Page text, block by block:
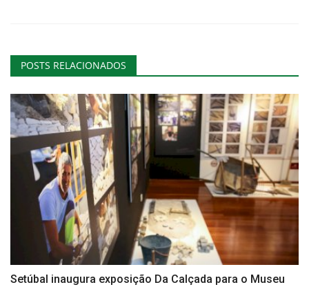
POSTS RELACIONADOS
Setúbal inaugura exposição Da Calçada para o Museu